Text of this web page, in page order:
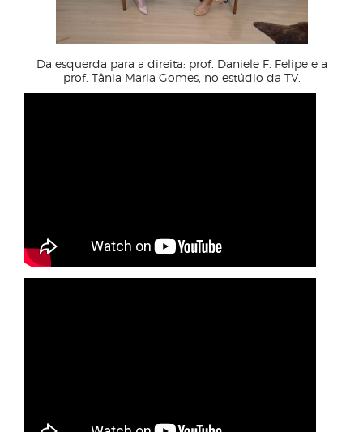
Da esquerda para a direita: prof. Daniele F. Felipe e a
prof. Tânia Maria Gomes, no estúdio da TV.